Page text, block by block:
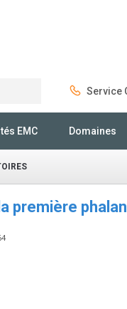
Service
EMC Domaines
première